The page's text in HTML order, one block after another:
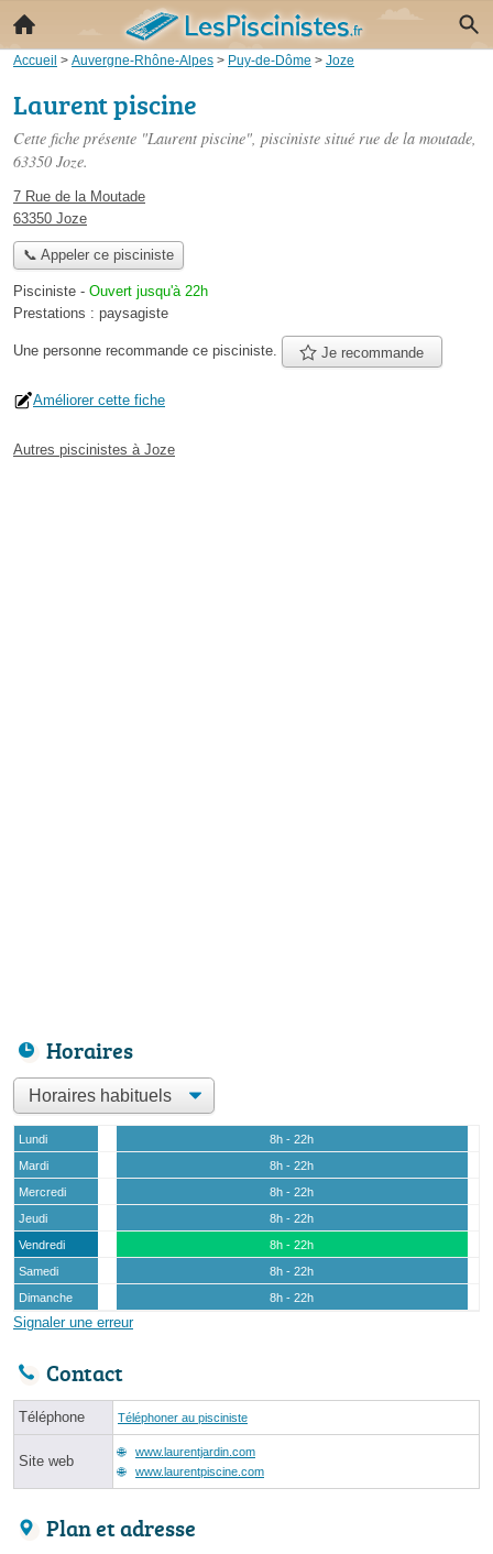
Accueil > Auvergne-Rhône-Alpes > Puy-de-Dôme > Joze
Laurent piscine
Cette fiche présente "Laurent piscine", pisciniste situé rue de la moutade,
63350 Joze.
7 Rue de la Moutade
63350 Joze
📞 Appeler ce pisciniste
Pisciniste - Ouvert jusqu'à 22h
Prestations : paysagiste
Une personne recommande ce pisciniste. Je recommande
Améliorer cette fiche
Autres piscinistes à Joze
Horaires
Lundi
8h - 22h
Mardi
8h - 22h
Mercredi
8h - 22h
Jeudi
8h - 22h
Vendredi
8h - 22h
Samedi
8h - 22h
Dimanche
8h - 22h
Signaler une erreur
Contact
Téléphone Téléphoner au pisciniste
Site web
www.laurentjardin.com
www.laurentpiscine.com
Plan et adresse